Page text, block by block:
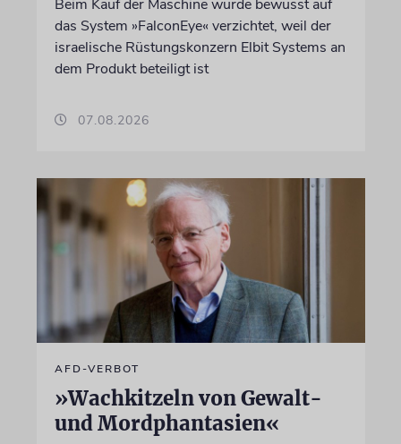
Beim Kauf der Maschine wurde bewusst auf
das System »FalconEye« verzichtet, weil der
israelische Rüstungskonzern Elbit Systems an
dem Produkt beteiligt ist
07.08.2026
AFD-VERBOT
»Wachkitzeln von Gewalt-
und Mordphantasien«